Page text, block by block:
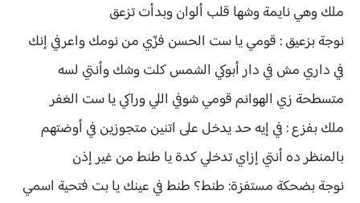
ملك وهي نايمة وشها قلب ألوان وبدأت تزعق
نوجة بزعيق : قومي يا ست الحسن فزّي من نومك واعرفي إنك
في داري مش في دار أبوكي الشمس كلت وشك وأنتي لسه
متسطحة زي الهوانم قومي شوفي اللي وراكي يا ست الغفر
ملك بفزع : في إيه حد يدخل على اتنين متجوزين في أوضتهم
بالمنظر ده أنتي إزاي تدخلي كدة يا طنط من غير إذن
نوجة بضحكة مستفزة: طنط؟ طنط في عينك يا بت فتحية اسمي